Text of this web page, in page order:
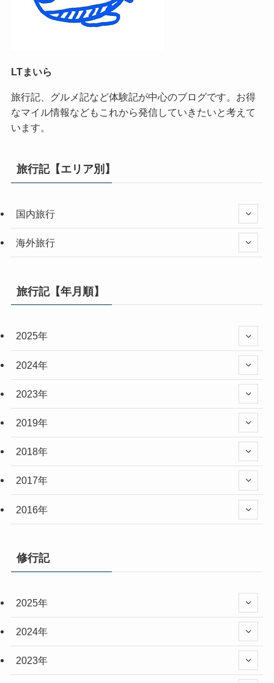
LTまいら
旅行記、グルメ記など体験記が中心のブログです。お得
なマイル情報などもこれから発信していきたいと考えて
います。
旅行記【エリア別】
国内旅行
海外旅行
旅行記【年月順】
2025年
2024年
2023年
2019年
2018年
2017年
2016年
修行記
2025年
2024年
2023年